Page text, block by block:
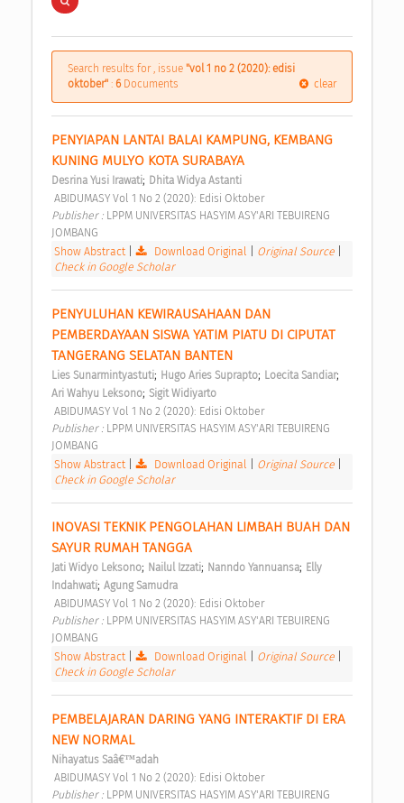
Search results for , issue "vol 1 no 2 (2020): edisi
oktober" : 6Documents clear
PENYIAPAN LANTAI BALAI KAMPUNG, KEMBANG
KUNING MULYO KOTA SURABAYA
Desrina Yusi Irawati; Dhita Widya Astanti
ABIDUMASY Vol 1 No 2 (2020): Edisi Oktober
Publisher : LPPM UNIVERSITAS HASYIM ASY'ARI TEBUIRENG
JOMBANG
Show Abstract| Download Original Original Source
Check in Google Scholar
PENYULUHAN KEWIRAUSAHAAN DAN
PEMBERDAYAAN SISWA YATIM PIATU DI CIPUTAT
TANGERANG SELATAN BANTEN
Lies Sunarmintyastuti; Hugo Aries Suprapto; Loecita Sandiar;
Ari Wahyu Leksono; Sigit Widiyarto
ABIDUMASY Vol 1 No 2 (2020): Edisi Oktober
Publisher : LPPM UNIVERSITAS HASYIM ASY'ARI TEBUIRENG
JOMBANG
Show Abstract| Download Original Original Source
Check in Google Scholar
INOVASI TEKNIK PENGOLAHAN LIMBAH BUAH DAN
SAYUR RUMAH TANGGA
Jati Widyo Leksono; Nailul Izzati; Nanndo Yannuansa; Elly
Indahwati; Agung Samudra
ABIDUMASY Vol 1 No 2 (2020): Edisi Oktober
Publisher : LPPM UNIVERSITAS HASYIM ASY'ARI TEBUIRENG
JOMBANG
Show Abstract| Download Original Original Source
Check in Google Scholar
PEMBELAJARAN DARING YANG INTERAKTIF DI ERA
NEW NORMAL
Nihayatus Saâ€™adah
ABIDUMASY Vol 1 No 2 (2020): Edisi Oktober
Publisher : LPPM UNIVERSITAS HASYIM ASY'ARI TEBUIRENG